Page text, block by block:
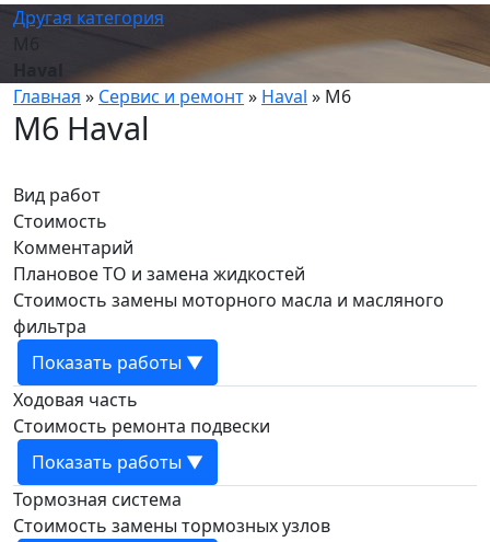
Другая категория
M6
Haval
Главная » Сервис и ремонт» Haval » M6
M6 Haval
Вид работ
Стоимость
Комментарий
Плановое ТО и замена жидкостей
Стоимость замены моторного масла и масляного
фильтра
Показать работы ▼
Ходовая часть
Стоимость ремонта подвески
Показать работы ▼
Тормозная система
Стоимость замены тормозных узлов